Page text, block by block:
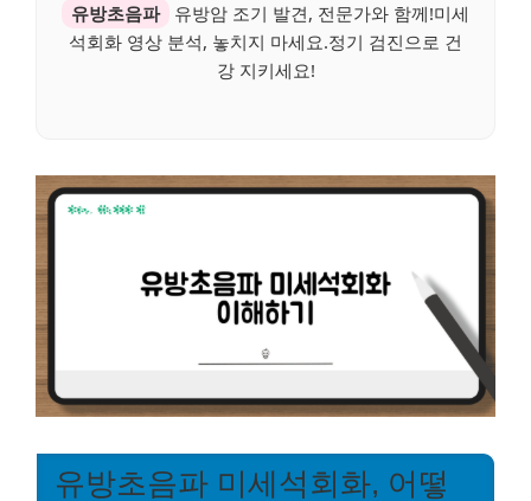
유방초음파
유방암 조기 발견, 전문가와 함께!미세
석회화 영상 분석, 놓치지 마세요.정기 검진으로 건
강 지키세요!
유방초음파 미세석회화, 어떻